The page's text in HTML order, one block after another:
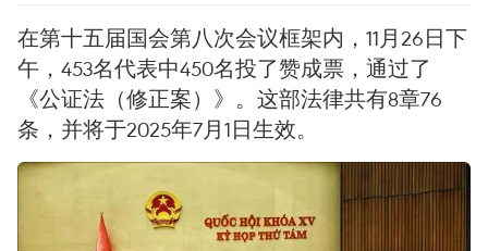
在第十五届国会第八次会议框架内，11月26日下
午，453名代表中450名投了赞成票，通过了
《公证法（修正案）》。这部法律共有8章76
条，并将于2025年7月1日生效。